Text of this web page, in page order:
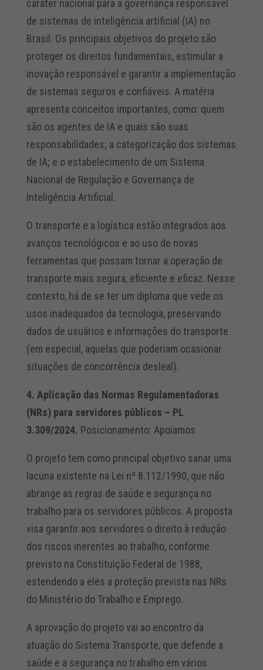
caráter nacional para a governança responsável
de sistemas de inteligência artificial (IA) no
Brasil. Os principais objetivos do projeto são
proteger os direitos fundamentais, estimular a
inovação responsável e garantir a implementação
de sistemas seguros e confiáveis. A matéria
apresenta conceitos importantes, como: quem
são os agentes de IA e quais são suas
responsabilidades; a categorização dos sistemas
de IA; e o estabelecimento de um Sistema
Nacional de Regulação e Governança de
Inteligência Artificial.
O transporte e a logística estão integrados aos
avanços tecnológicos e ao uso de novas
ferramentas que possam tornar a operação de
transporte mais segura, eficiente e eficaz. Nesse
contexto, há de se ter um diploma que vede os
usos inadequados da tecnologia, preservando
dados de usuários e informações do transporte
(em especial, aquelas que poderiam ocasionar
situações de concorrência desleal).
4. Aplicação das Normas Regulamentadoras
(NRs) para servidores públicos – PL
3.309/2024. Posicionamento: Apoiamos
O projeto tem como principal objetivo sanar uma
lacuna existente na Lei nº 8.112/1990, que não
abrange as regras de saúde e segurança no
trabalho para os servidores públicos. A proposta
visa garantir aos servidores o direito à redução
dos riscos inerentes ao trabalho, conforme
previsto na Constituição Federal de 1988,
estendendo a eles a proteção prevista nas NRs
do Ministério do Trabalho e Emprego.
A aprovação do projeto vai ao encontro da
atuação do Sistema Transporte, que defende a
saúde e a segurança no trabalho em vários